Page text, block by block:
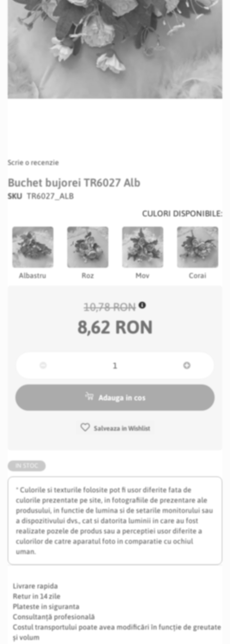
to
beginning
of
gallery
Scrie o recenzie
Buchet bujorei TR6027 Alb
SKU TR6027_ALB
* Culorile si texturile folosite pot fi usor diferite fata de
culorile prezentate pe site, in fotografiile de prezentare ale
produsului, in functie de lumina si de setarile monitorului sau
a dispozitivului dvs., cat si datorita luminii in care au fost
realizate pozele de produs sau a perceptiei usor diferite a
culorilor de catre aparatul foto in comparatie cu ochiul
uman.
Livrare rapida
Retur in 14 zile
Plateste in siguranta
Consultanță profesională
Costul transportului poate avea modificări în funcție de greutate
și volum
CULORI DISPONIBILE:
Albastru Roz Mov Corai
10,78 RON
8,62 RON
Adauga in cos
Salveaza in Wishlist